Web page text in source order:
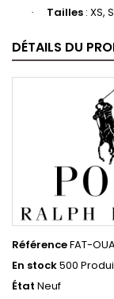
· Tailles : XS,
DÉTAILS DU
RéférenceFAT-
En stock500
État Neuf